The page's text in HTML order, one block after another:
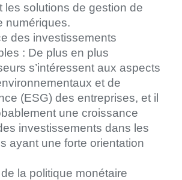
les solutions de gestion de
numériques.
des investissements
: De plus en plus
s’intéressent aux aspects
et de
(ESG) des entreprises, et il
une croissance
investissements dans les
ayant une forte orientation
la politique monétaire